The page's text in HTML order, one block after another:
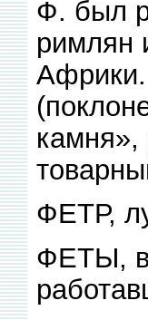
Ф. был
римлян
Африки.
ФЕТР,
ФЕТЫ, в